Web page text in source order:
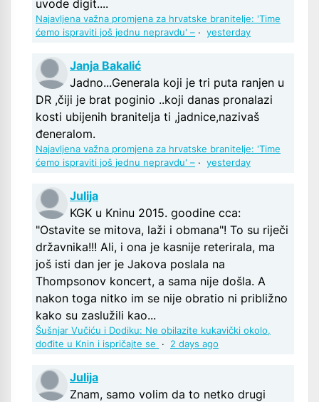
uvode digit....
Najavljena važna promjena za hrvatske branitelje: 'Time
ćemo ispraviti još jednu nepravdu' – · yesterday
Janja Bakalić
Jadno...Generala koji je tri puta ranjen u
DR ,čiji je brat poginio ..koji danas pronalazi
kosti ubijenih branitelja ti ,jadnice,nazivaš
đeneralom.
Najavljena važna promjena za hrvatske branitelje: 'Time
ćemo ispraviti još jednu nepravdu' – · yesterday
Julija
KGK u Kninu 2015. goodine cca:
"Ostavite se mitova, laži i obmana"! To su riječi
državnika!!! Ali, i ona je kasnije reterirala, ma
još isti dan jer je Jakova poslala na
Thompsonov koncert, a sama nije došla. A
nakon toga nitko im se nije obratio ni približno
kako su zaslužili kao...
Šušnjar Vučiću i Dodiku: Ne obilazite kukavički okolo,
dođite u Knin i ispričajte se
· 2 days ago
Julija
Znam, samo volim da to netko drugi